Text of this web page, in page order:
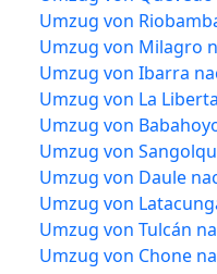
Umzug von
Umzug von Milagro
Umzug von Ibarra
Umzug von La
Umzug von
Umzug von
Umzug von Daule
Umzug von
Umzug von Tulcán
Umzug von Chone